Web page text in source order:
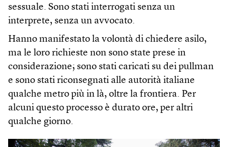
sessuale. Sono stati interrogati senza un
interprete, senza un avvocato.
Hanno manifestato la volontà di chiedere asilo,
ma le loro richieste non sono state prese in
considerazione; sono stati caricati su dei pullman
e sono stati riconsegnati alle autorità italiane
qualche metro più in là, oltre la frontiera. Per
alcuni questo processo è durato ore, per altri
qualche giorno.